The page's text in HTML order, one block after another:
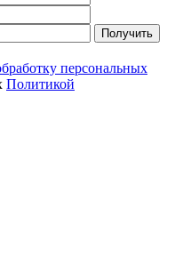
персональных
Политикой